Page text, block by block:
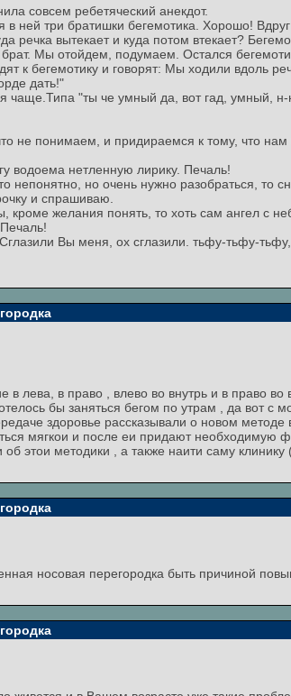
совсем ребетяческий анекдот.
ней три братишки бегемотика. Хорошо! Вдруг
речка вытекает и куда потом втекает?
Мы отойдем, подумаем. Остался
к бегемотику и говорят: Мы ходили вдоль
дать!"
чаще.Типа "ты че умный да, вот гад, умный,
не понимаем, и придираемся к тому, что нам
водоема нетленную лирику. Печаль!
непонятно, но очень нужно разобраться, то
и спрашиваю.
кроме желания понять, то хоть сам ангел с
Вы меня, ох сглазили. тьфу-тьфу-
в лева, в право , влево во внутрь и в право
бы заняться бегом по утрам , да вот с
здоровье рассказывали о новом
мягкои и после еи придают необходимую
этои методики , а также наити саму клинику
носовая перегородка быть причиной